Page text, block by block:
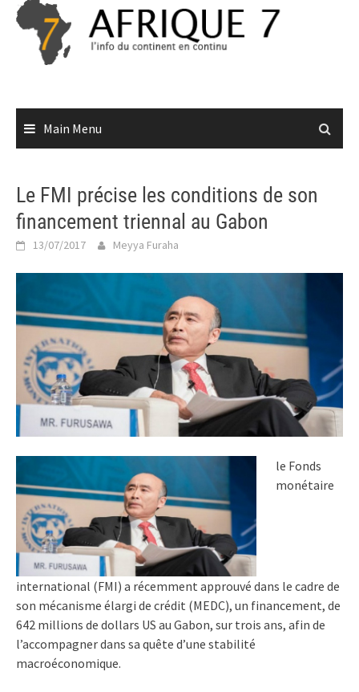
Skip
content
Main Menu
Le FMI précise les conditions de son
financement triennal au Gabon
13/07/2017 Meyya Furaha
le Fonds
monétaire
international (FMI) a récemment approuvé dans le cadre de
son mécanisme élargi de crédit (MEDC), un financement, de
642 millions de dollars US au Gabon, sur trois ans, afin de
l’accompagner dans sa quête d’une stabilité
macroéconomique.